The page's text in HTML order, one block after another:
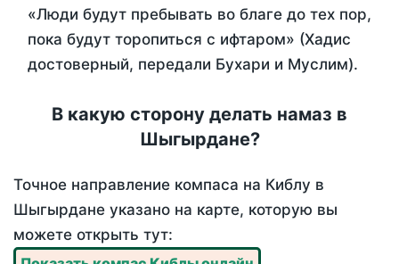
«Люди будут пребывать во благе до тех пор,
пока будут торопиться с ифтаром» (Хадис
достоверный, передали Бухари и Муслим).
В какую сторону делать намаз в
Шыгырдане?
Точное направление компаса на Киблу в
Шыгырдане указано на карте, которую вы
можете открыть тут: